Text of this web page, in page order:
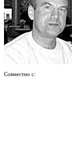
Совместно с: